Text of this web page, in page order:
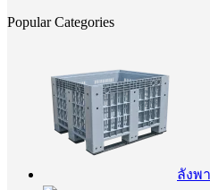
Popular Categories
ลังพ